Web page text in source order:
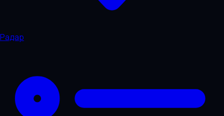
Радар